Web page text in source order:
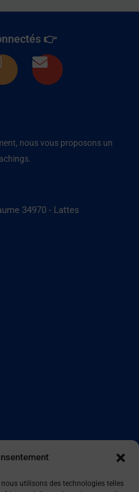
utilisons des technologies telles
👉
g
r
E
o
nous vous proposons un
34970 - Lattes